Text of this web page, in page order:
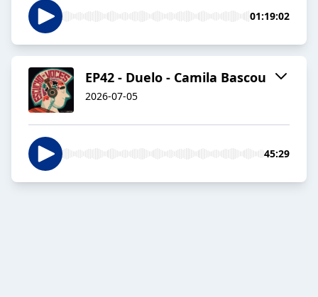
01:19:02
EP42 - Duelo - Camila Bascou
2026-07-05
45:29